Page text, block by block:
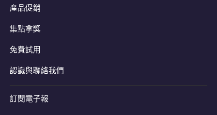
產品促銷
集點拿獎
免費試用
認識與聯絡我們
訂閱電子報